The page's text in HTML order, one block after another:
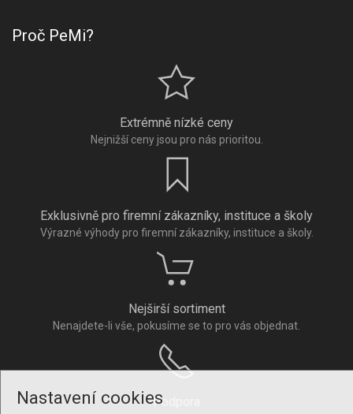
Nastavení cookies
Proč PeMi?
Extrémně nízké ceny
Nejnižší ceny jsou pro nás prioritou.
Exklusivně pro firemní zákazníky, instituce a školy
Výrazné výhody pro firemní zákazníky, instituce a školy.
Nejširší sortiment
Nenajdete-li vše, pokusíme se to pro vás objednat.
Podpora